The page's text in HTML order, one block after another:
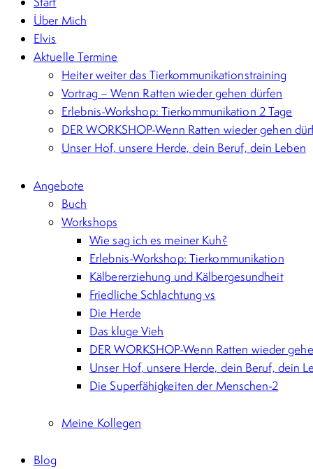
Über Mich
Elvis
Aktuelle Termine
Heiter weiter das Tierkommunikationstraining
Vortrag – Wenn Ratten wieder gehen dürfen
Erlebnis-Workshop: Tierkommunikation 2 Tage
DER WORKSHOP-Wenn Ratten wieder gehen
Unser Hof, unsere Herde, dein Beruf, dein Leben
Angebote
Buch
Workshops
Wie sag ich es meiner Kuh?
Erlebnis-Workshop: Tierkommunikation
Kälbererziehung und Kälbergesundheit
Friedliche Schlachtung vs
Die Herde
Das kluge Vieh
DER WORKSHOP-Wenn Ratten wieder
Unser Hof, unsere Herde, dein Beruf, dein
Die Superfähigkeiten der Menschen-2
Meine Kollegen
Blog